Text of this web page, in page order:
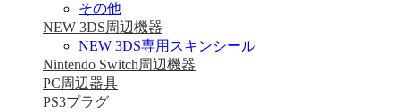
その他
NEW 3DS周辺機器
NEW 3DS専用スキンシール
Nintendo Switch周辺機器
PC周辺器具
PS3プラグ